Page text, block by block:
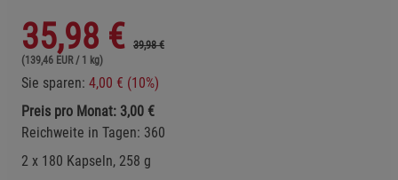
35,98 €
39,98 €
(139,46 EUR / 1 kg)
Sie sparen: 4,00 € (10%)
Preis pro Monat: 3,00 €
Reichweite in Tagen: 360
2 x 180 Kapseln, 258 g